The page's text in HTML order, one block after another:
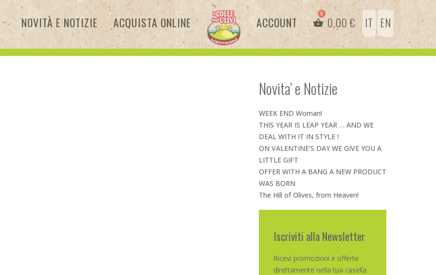
NOVITÀ E NOTIZIE ACQUISTA ONLINE ACCOUNT 0,00€ IT EN
Novita’ e Notizie
WEEK END Woman!
THIS YEAR IS LEAP YEAR … AND WE
DEAL WITH IT IN STYLE !
ON VALENTINE’S DAY WE GIVE YOU A
LITTLE GIFT
OFFER WITH A BANG A NEW PRODUCT
WAS BORN
The Hill of Olives, from Heaven!
Iscriviti alla Newsletter
Ricevi promozioni e offerte
direttamente nella tua casella